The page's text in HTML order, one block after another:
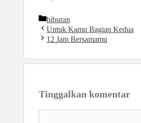
Kategori
hiburan
Untuk Kamu Bagian Kedua
12 Jam Bersamamu
Tinggalkan komentar